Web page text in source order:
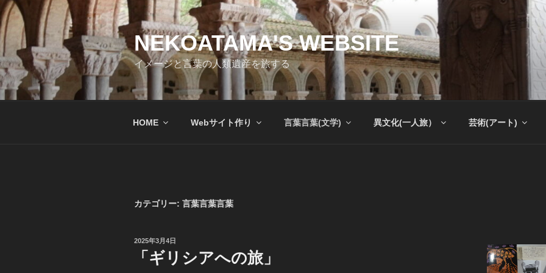
コ
ン
テ
ン
ツ
へ
NEKOATAMA'S WEBSITE
イメージと言葉の人類遺産を旅する
HOME Webサイト作り 言葉言葉(文学) 異文化(一人旅） 芸術(アート)
カテゴリー: 言葉言葉言葉
投
日:
2025年3月4日
「ギリシアへの旅」